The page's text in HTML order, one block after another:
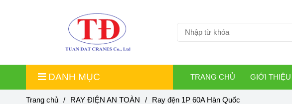
DANH MỤC TRANG CHỦ GIỚI THIỆU
Trang chủ / RAY ĐIỆN AN TOÀN / Ray đện 1P 60A Hàn Quốc